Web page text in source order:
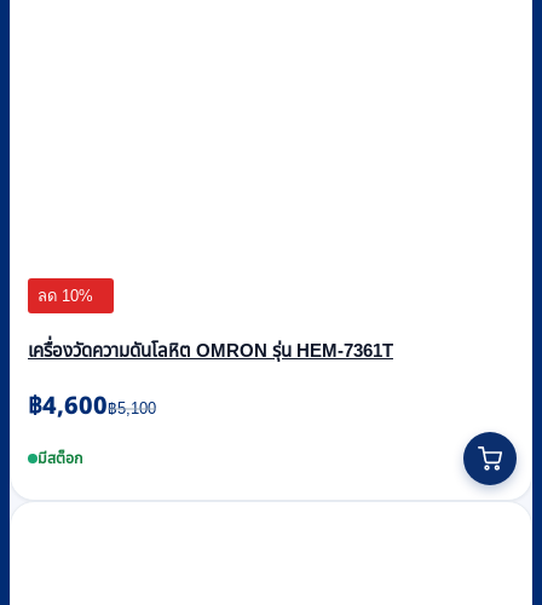
ลด 10%
เครื่องวัดความดันโลหิต OMRON รุ่น HEM-7361T
฿5,100
Original
price
was:
฿4,600
Current
price
is:มีสต็อก